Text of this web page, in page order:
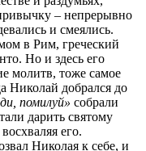
– непрерывно
и смеялись.
в Рим, греческий
Но и здесь его
молитв, тоже самое
Николай добрался до
помилуй» собрали
дарить святому
его.
Николая к себе, и